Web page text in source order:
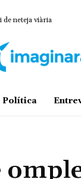
la sequera en
neteja viària
Política